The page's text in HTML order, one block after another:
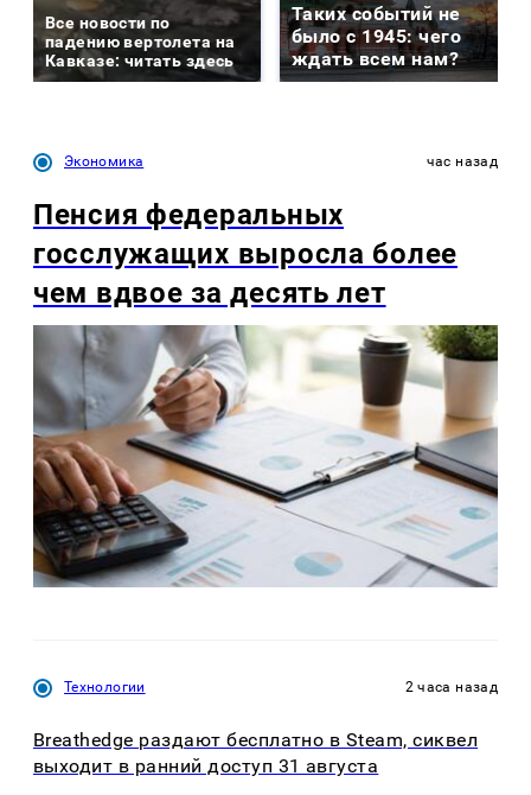
Все новости по
падению вертолета на
Кавказе: читать здесь
Таких событий не
было с 1945: чего
ждать всем нам?
Экономика час назад
Пенсия федеральных
госслужащих выросла более
чем вдвое за десять лет
Технологии 2 часа назад
Breathedge раздают бесплатно в Steam, сиквел
выходит в ранний доступ 31 августа